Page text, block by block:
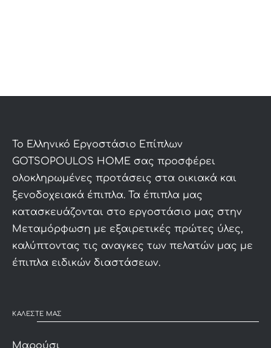
To Ελληνικό Εργοστάσιο Επίπλων
GOTSOPOULOS HOME σας προσφέρει
ολοκληρωμένες προτάσεις στα οικιακά και
ξενοδοχειακά έπιπλα. Τα έπιπλα μας
κατασκευάζονται στο εργοστάσιο μας στην
Μεταμόρφωση με εξαιρετικές πρώτες ύλες,
καλύπτοντας τις αναγκες των πελατών μας με
έπιπλα ειδικών διαστάσεων.
ΚΑΛΕΣΤΕ ΜΑΣ